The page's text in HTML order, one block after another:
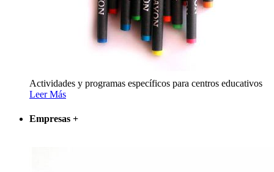
Actividades y programas específicos para centros educativos
Leer Más
Empresas +